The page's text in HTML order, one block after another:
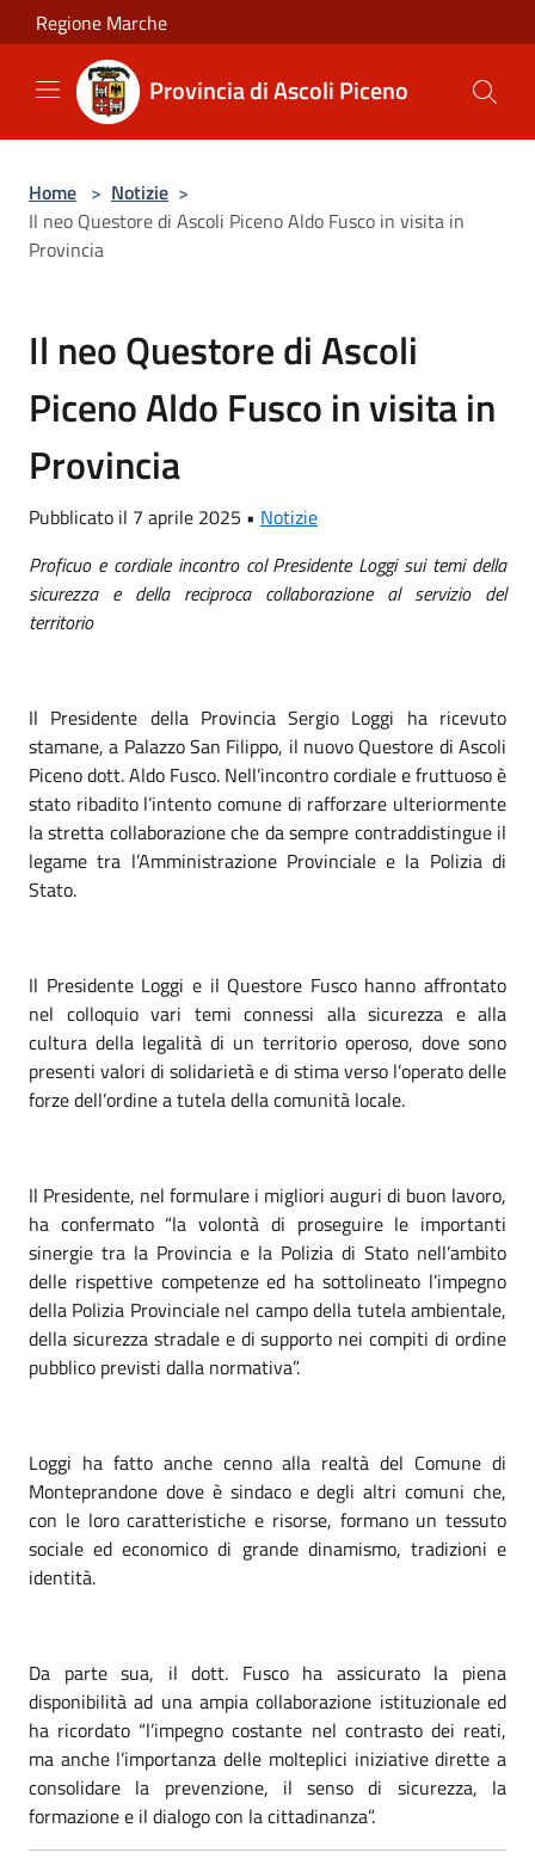
Salta al contenuto principale
Regione Marche
Provincia di Ascoli Piceno
Home > Notizie >
Il neo Questore di Ascoli Piceno Aldo Fusco in visita in
Provincia
Il neo Questore di Ascoli
Piceno Aldo Fusco in visita in
Provincia
Pubblicato il 7 aprile 2025 • Notizie
Proficuo e cordiale incontro col Presidente Loggi sui temi della
sicurezza e della reciproca collaborazione al servizio del
territorio
Il Presidente della Provincia Sergio Loggi ha ricevuto
stamane, a Palazzo San Filippo, il nuovo Questore di Ascoli
Piceno dott. Aldo Fusco. Nell’incontro cordiale e fruttuoso è
stato ribadito l’intento comune di rafforzare ulteriormente
la stretta collaborazione che da sempre contraddistingue il
legame tra l’Amministrazione Provinciale e la Polizia di
Stato.
Il Presidente Loggi e il Questore Fusco hanno affrontato
nel colloquio vari temi connessi alla sicurezza e alla
cultura della legalità di un territorio operoso, dove sono
presenti valori di solidarietà e di stima verso l’operato delle
forze dell’ordine a tutela della comunità locale.
Il Presidente, nel formulare i migliori auguri di buon lavoro,
ha confermato “la volontà di proseguire le importanti
sinergie tra la Provincia e la Polizia di Stato nell’ambito
delle rispettive competenze ed ha sottolineato l’impegno
della Polizia Provinciale nel campo della tutela ambientale,
della sicurezza stradale e di supporto nei compiti di ordine
pubblico previsti dalla normativa”.
Loggi ha fatto anche cenno alla realtà del Comune di
Monteprandone dove è sindaco e degli altri comuni che,
con le loro caratteristiche e risorse, formano un tessuto
sociale ed economico di grande dinamismo, tradizioni e
identità.
Da parte sua, il dott. Fusco ha assicurato la piena
disponibilità ad una ampia collaborazione istituzionale ed
ha ricordato “l’impegno costante nel contrasto dei reati,
ma anche l’importanza delle molteplici iniziative dirette a
consolidare la prevenzione, il senso di sicurezza, la
formazione e il dialogo con la cittadinanza”.